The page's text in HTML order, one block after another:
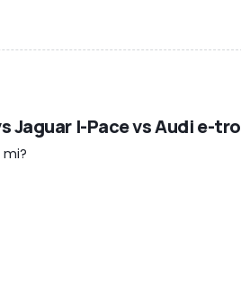
Jaguar I-Pace vs Audi e-
mi?